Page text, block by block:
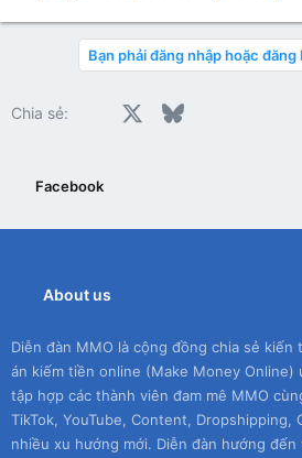
Bạn phải đăng nhập hoặc đăng
Chia sẻ: Facebook Bluesky
Facebook
About us
Diễn đàn MMO là cộng đồng chia sẻ kiến
án kiếm tiền online (Make Money Online)
tập hợp các thành viên đam mê MMO
TikTok, YouTube, Content, Dropshipping,
nhiều xu hướng mới. Diễn đàn hướng